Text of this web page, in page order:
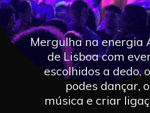
Mergulha na energia
de Lisboa com
escolhidos a dedo,
podes dançar,
música e criar